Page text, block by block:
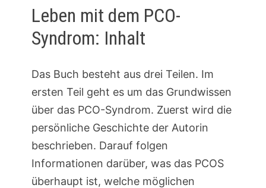
Leben mit dem PCO-
Syndrom: Inhalt
Das Buch besteht aus drei Teilen. Im
ersten Teil geht es um das Grundwissen
über das PCO-Syndrom. Zuerst wird die
persönliche Geschichte der Autorin
beschrieben. Darauf folgen
Informationen darüber, was das PCOS
überhaupt ist, welche möglichen